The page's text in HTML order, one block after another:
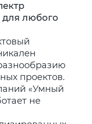
для любого
проектов.
«Умный
не